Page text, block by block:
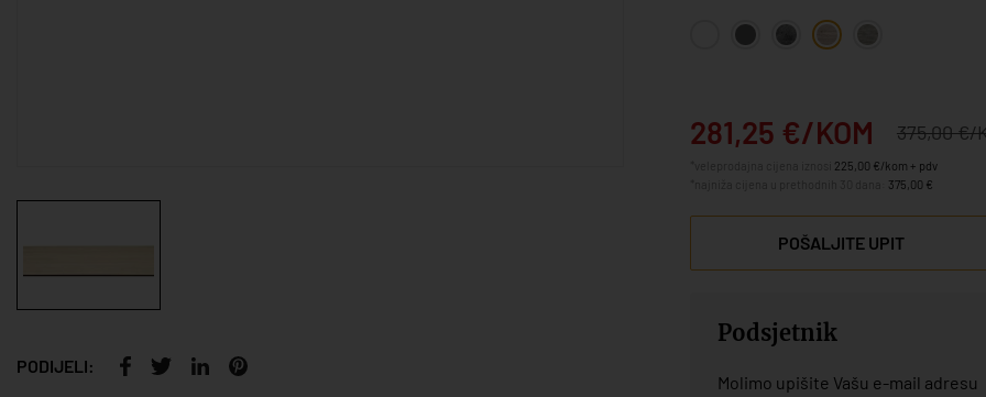
PODIJELI:
281,25 €/KOM 375,00 €/
225,00 €/kom + pdv
375,00 €
POŠALJITE UPIT
Podsjetnik
Molimo upišite Vašu e-mail adresu